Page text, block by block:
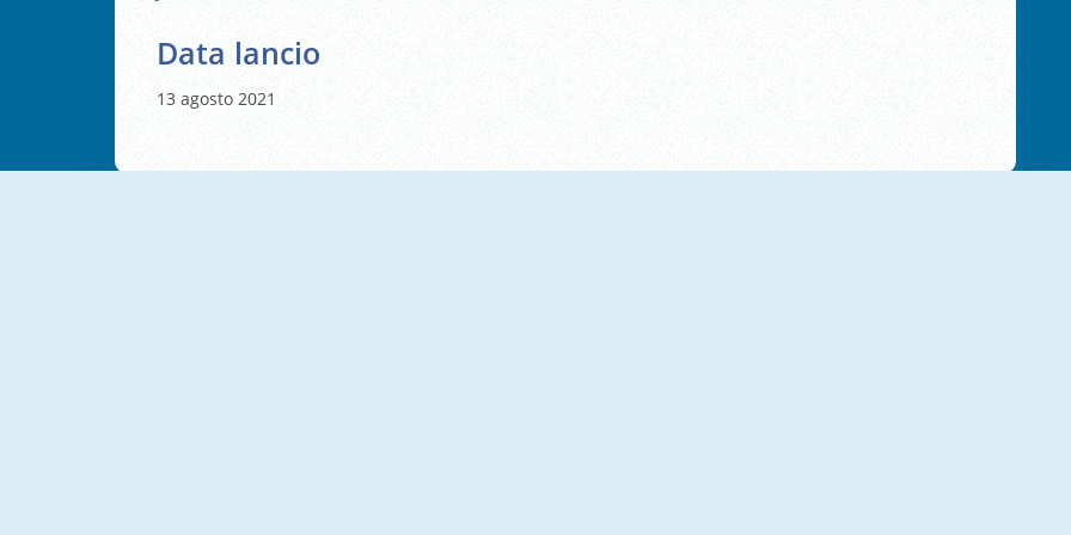
Data lancio
13 agosto 2021